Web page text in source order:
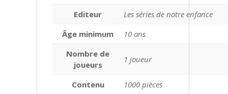
Editeur
Les séries de notre enfance
Âge minimum
10 ans
Nombre de
joueurs
1 joueur
Contenu
1000 pièces